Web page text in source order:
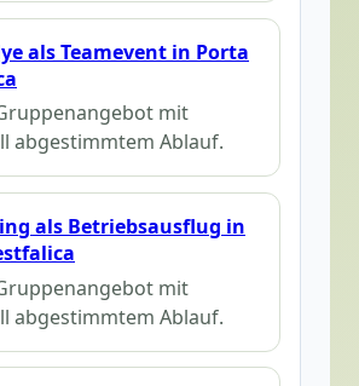
als Teamevent in Porta
mit
abgestimmtem Ablauf.
als Betriebsausflug in
mit
abgestimmtem Ablauf.